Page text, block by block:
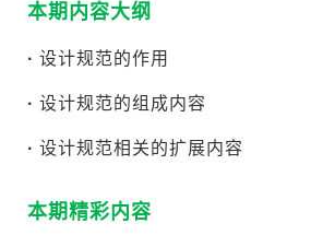
本期内容大纲
· 设计规范的作用
· 设计规范的组成内容
· 设计规范相关的扩展内容
本期精彩内容